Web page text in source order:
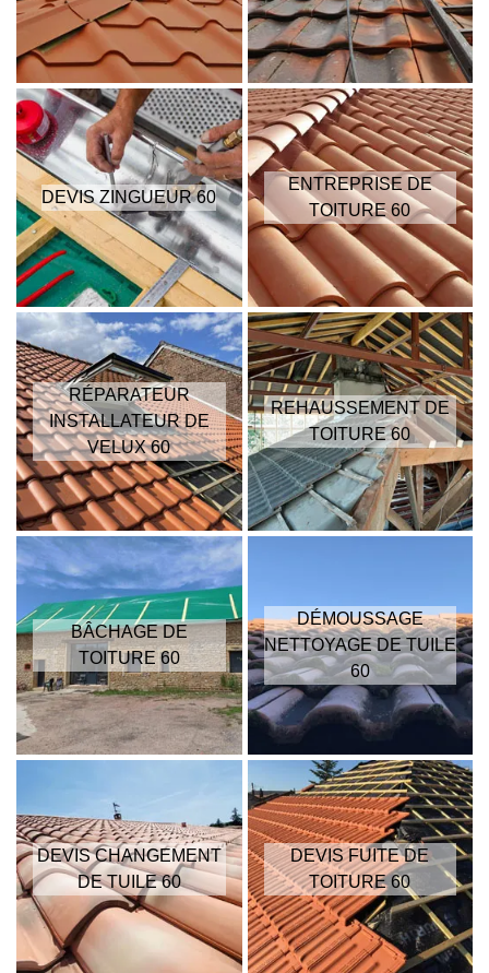
DEVIS ZINGUEUR 60
ENTREPRISE DE
TOITURE 60
RÉPARATEUR
INSTALLATEUR DE
VELUX 60
REHAUSSEMENT DE
TOITURE 60
BÂCHAGE DE
TOITURE 60
DÉMOUSSAGE
NETTOYAGE DE TUILE
60
DEVIS CHANGEMENT
DE TUILE 60
DEVIS FUITE DE
TOITURE 60